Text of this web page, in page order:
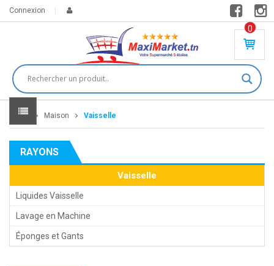
Connexion
0
PR
DU
IT(
S)
DT
Home Maison Vaisselle
RAYONS
Vaisselle
Liquides Vaisselle
Lavage en Machine
Éponges et Gants